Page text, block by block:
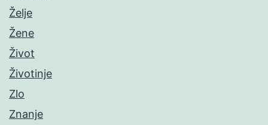
Želje
Žene
Život
Životinje
Zlo
Znanje